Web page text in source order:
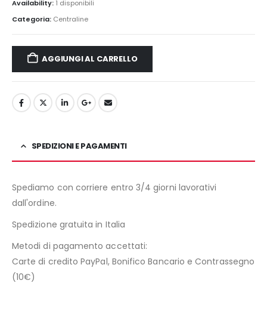
Availability: 1 disponibili
Categoria: Centraline
AGGIUNGI AL CARRELLO
SPEDIZIONI E PAGAMENTI
Spediamo con corriere entro 3/4 giorni lavorativi
dall'ordine.
Spedizione gratuita in Italia
Metodi di pagamento accettati:
Carte di credito PayPal, Bonifico Bancario e Contrassegno
(10€)